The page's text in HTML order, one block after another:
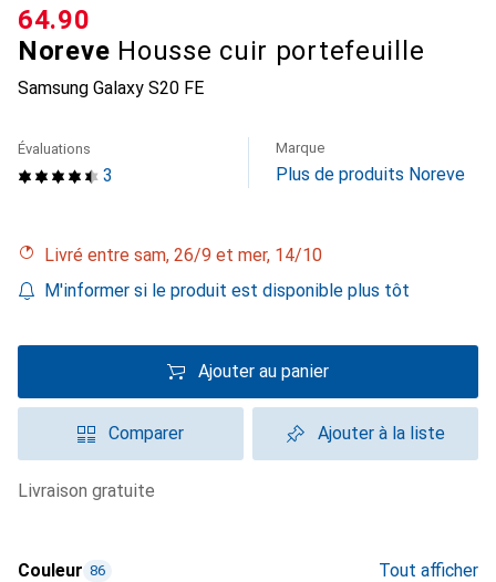
Noreve Housse cuir portefeuille
Samsung Galaxy S20 FE
CHF
64.90
3
Évaluations Marque
Plus de produits Noreve
Livré entre sam, 26/9 et mer, 14/10
M'informer si le produit est disponible plus tôt
Ajouter au panier
Comparer Ajouter à la liste
livraison gratuite
Couleur 86 Tout afficher